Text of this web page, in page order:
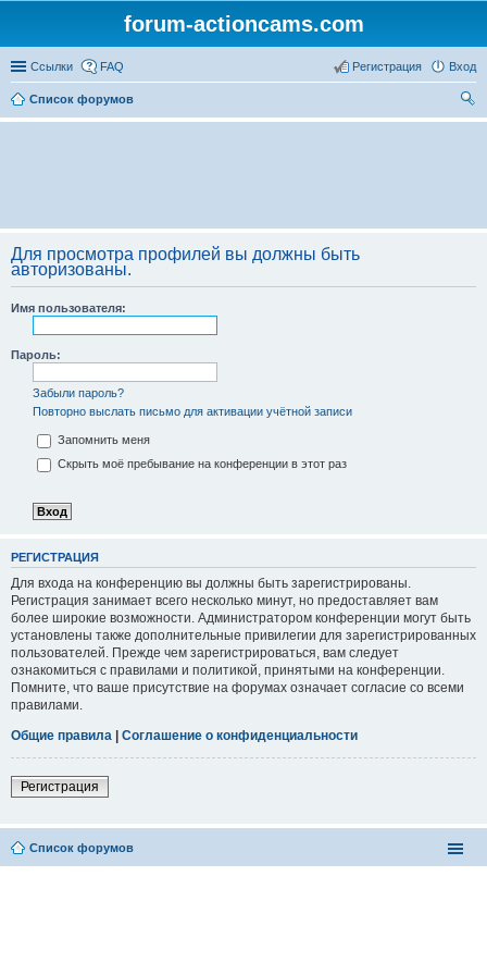
forum-actioncams.com
Ссылки FAQ Вход
Регистрация
Список форумов
ои
Для просмотра профилей вы должны быть
авторизованы.
Имя пользователя:
Пароль:
Забыли пароль?
Повторно выслать письмо для активации учётной записи
Запомнить меня
Скрыть моё пребывание на конференции в этот раз
РЕГИСТРАЦИЯ
Для входа на конференцию вы должны быть зарегистрированы.
Регистрация занимает всего несколько минут, но предоставляет вам
более широкие возможности. Администратором конференции могут быть
установлены также дополнительные привилегии для зарегистрированных
пользователей. Прежде чем зарегистрироваться, вам следует
ознакомиться с правилами и политикой, принятыми на конференции.
Помните, что ваше присутствие на форумах означает согласие со всеми
правилами.
Общие правила | Соглашение о конфиденциальности
Регистрация
Список форумов